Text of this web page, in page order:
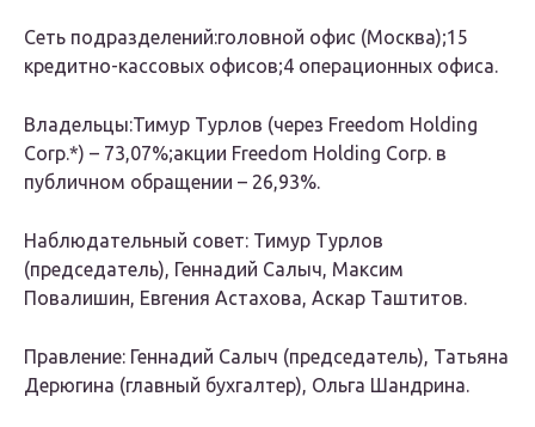
Сеть подразделений:головной офис (Москва);15
кредитно-кассовых офисов;4 операционных офиса.
Владельцы:Тимур Турлов (через Freedom Holding
Corp.*) – 73,07%;акции Freedom Holding Corp. в
публичном обращении – 26,93%.
Наблюдательный совет: Тимур Турлов
(председатель), Геннадий Салыч, Максим
Повалишин, Евгения Астахова, Аскар Таштитов.
Правление: Геннадий Салыч (председатель), Татьяна
Дерюгина (главный бухгалтер), Ольга Шандрина.